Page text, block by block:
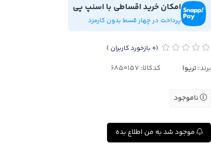
امکان خرید اقساطی با اسنپ پی
پرداخت در چهار قسط بدون کارمزد
(0 بازخورد کاربران )
برند:تریوا کدکالا:
ناموجود
موجود شد به من اطلاع بده